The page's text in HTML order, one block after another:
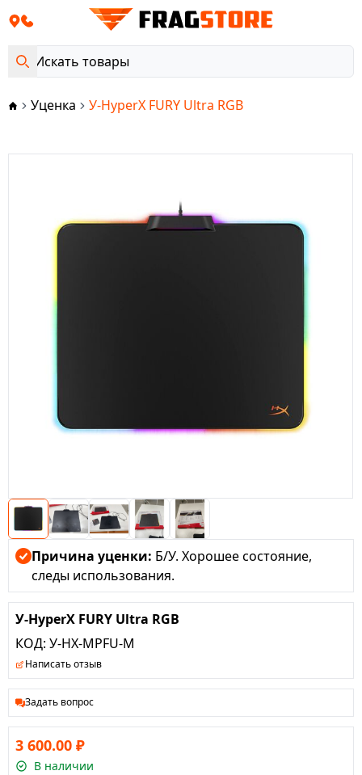
Уценка У-HyperX FURY Ultra RGB
Причина уценки: Б/У. Хорошее состояние,
следы использования.
У-HyperX FURY Ultra RGB
КОД: У-HX-MPFU-M
Написать отзыв
Задать вопрос
3 600.00 ₽
В наличии